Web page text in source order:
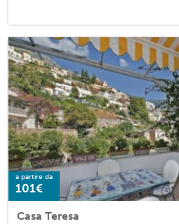
a partire da
101€
Casa Teresa